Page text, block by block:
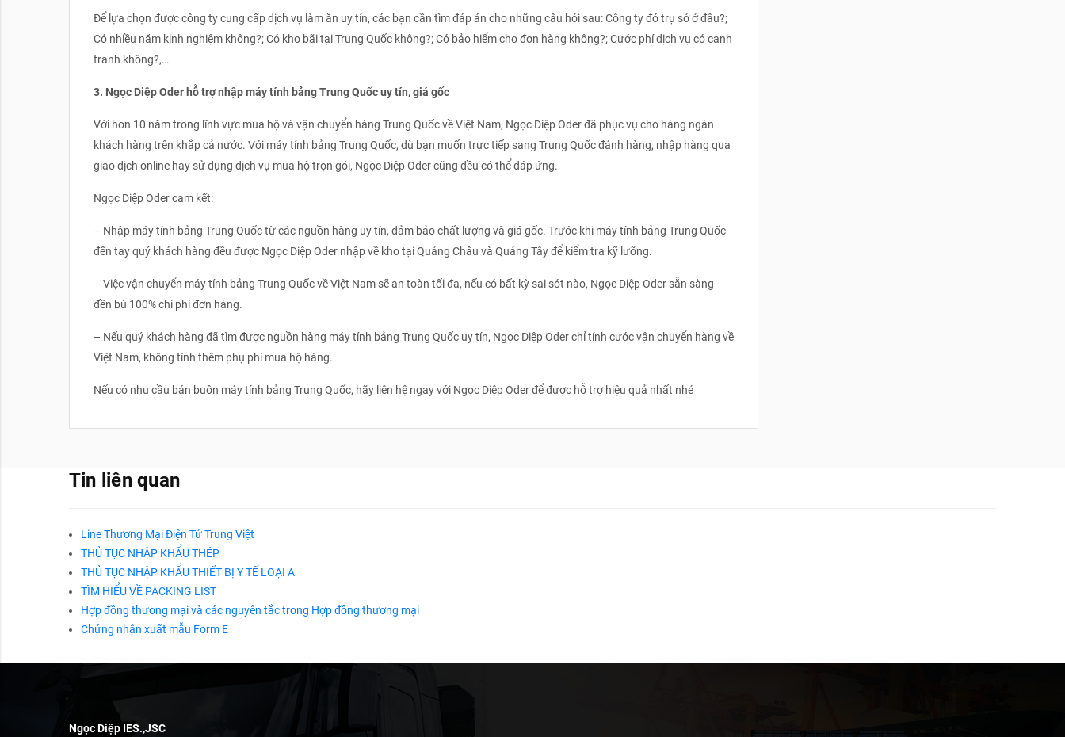
Để lựa chọn được công ty cung cấp dịch vụ làm ăn uy tín, các bạn cần tìm đáp án cho những câu hỏi sau: Công ty đó trụ sở ở đâu?;
Có nhiều năm kinh nghiệm không?; Có kho bãi tại Trung Quốc không?; Có bảo hiểm cho đơn hàng không?; Cước phí dịch vụ có cạnh
tranh không?,…
3. Ngọc Diệp Oder hỗ trợ nhập máy tính bảng Trung Quốc uy tín, giá gốc
Với hơn 10 năm trong lĩnh vực mua hộ và vận chuyển hàng Trung Quốc về Việt Nam, Ngọc Diệp Oder đã phục vụ cho hàng ngàn
khách hàng trên khắp cả nước. Với máy tính bảng Trung Quốc, dù bạn muốn trực tiếp sang Trung Quốc đánh hàng, nhập hàng qua
giao dịch online hay sử dụng dịch vụ mua hộ trọn gói, Ngọc Diệp Oder cũng đều có thể đáp ứng.
Ngọc Diệp Oder cam kết:
– Nhập máy tính bảng Trung Quốc từ các nguồn hàng uy tín, đảm bảo chất lượng và giá gốc. Trước khi máy tính bảng Trung Quốc
đến tay quý khách hàng đều được Ngọc Diệp Oder nhập về kho tại Quảng Châu và Quảng Tây để kiểm tra kỹ lưỡng.
– Việc vận chuyển máy tính bảng Trung Quốc về Việt Nam sẽ an toàn tối đa, nếu có bất kỳ sai sót nào, Ngọc Diệp Oder sẵn sàng
đền bù 100% chi phí đơn hàng.
– Nếu quý khách hàng đã tìm được nguồn hàng máy tính bảng Trung Quốc uy tín, Ngọc Diệp Oder chỉ tính cước vận chuyển hàng về
Việt Nam, không tính thêm phụ phí mua hộ hàng.
Nếu có nhu cầu bán buôn máy tính bảng Trung Quốc, hãy liên hệ ngay với Ngọc Diệp Oder để được hỗ trợ hiệu quả nhất nhé
Tin liên quan
Line Thương Mại Điện Tử Trung Việt
THỦ TỤC NHẬP KHẨU THÉP
THỦ TỤC NHẬP KHẨU THIẾT BỊ Y TẾ LOẠI A
TÌM HIỂU VỀ PACKING LIST
Hợp đồng thương mại và các nguyên tắc trong Hợp đồng thương mại
Chứng nhận xuất mẫu Form E
Ngọc Diệp IES.,JSC